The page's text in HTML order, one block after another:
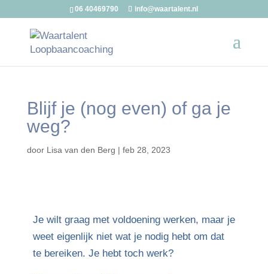
06 40469790 info@waartalent.nl
Blijf je (nog even) of ga je
weg?
door Lisa van den Berg | feb 28, 2023
Je wilt graag met voldoening werken, maar je
weet eigenlijk niet wat je nodig hebt om dat
te bereiken. Je hebt toch werk?